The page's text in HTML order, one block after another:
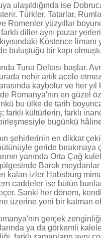
ulaşıldığında ise
Türkler, Tatarlar,
Romenler yüzyıllar
diller aynı pazar
Köstence
buluştuğu bir kapı
Tuna Deltası başlar.
nehir artık acele
kaybolur ve her
Romanya'nın en güzel
bu ülke de tarih
farklı kültürlerin, farklı
bugünkü hâline
şehirlerinin en dikkat
geride bırakmaya
yanında Orta Çağ
Barok meydanlar
kalan izler Habsburg
caddeler ise bütün
Sanki her dönem,
üzerine yeni bir katman
gerçek
ya da görkemli